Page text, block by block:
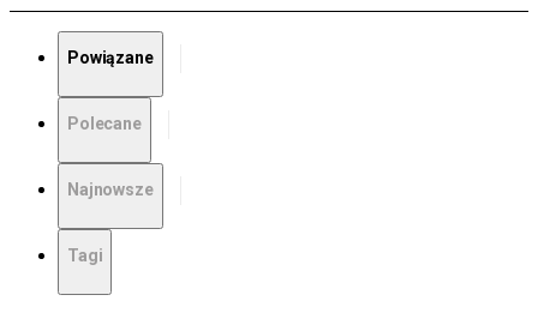
Powiązane
Polecane
Najnowsze
Tagi